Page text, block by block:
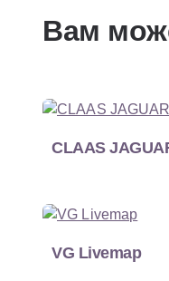
Вам
CLAAS
VG Livemap